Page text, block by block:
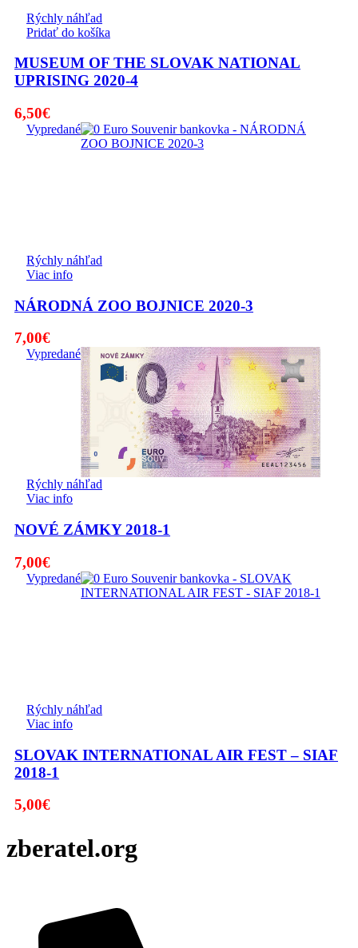
Rýchly náhľad
Pridať do košíka
MUSEUM OF THE SLOVAK NATIONAL
UPRISING 2020-4
6,50€
Vypredané
Rýchly náhľad
Viac info
NÁRODNÁ ZOO BOJNICE 2020-3
7,00€
Vypredané
Rýchly náhľad
Viac info
NOVÉ ZÁMKY 2018-1
7,00€
Vypredané
Rýchly náhľad
Viac info
SLOVAK INTERNATIONAL AIR FEST – SIAF
2018-1
5,00€
zberatel.org